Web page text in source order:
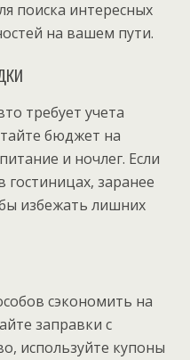
поиска интересных
на вашем пути.
требует учета
бюджет на
и ночлег. Если
гостиницах, заранее
избежать лишних
сэкономить на
заправки с
используйте купоны